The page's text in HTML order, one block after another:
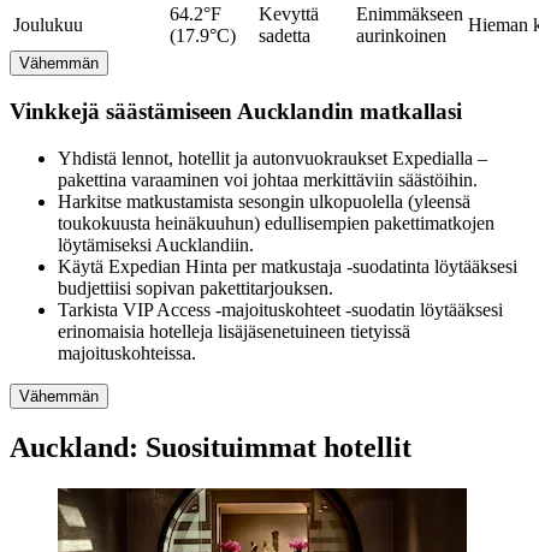
Joulukuu
64.2°F
(17.9°C)
Kevyttä
sadetta
Enimmäkseen
aurinkoinen
Hieman
Vähemmän
Vinkkejä säästämiseen Aucklandin matkallasi
Yhdistä lennot, hotellit ja autonvuokraukset Expedialla –
pakettina varaaminen voi johtaa merkittäviin säästöihin.
Harkitse matkustamista sesongin ulkopuolella (yleensä
toukokuusta heinäkuuhun) edullisempien pakettimatkojen
löytämiseksi Aucklandiin.
Käytä Expedian Hinta per matkustaja -suodatinta löytääksesi
budjettiisi sopivan pakettitarjouksen.
Tarkista VIP Access -majoituskohteet -suodatin löytääksesi
erinomaisia hotelleja lisäjäsenetuineen tietyissä
majoituskohteissa.
Vähemmän
Auckland: Suosituimmat hotellit